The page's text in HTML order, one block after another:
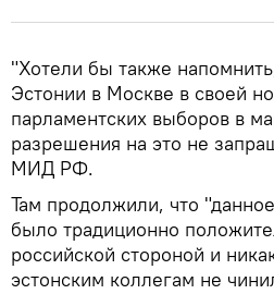
"Хотели бы также
Эстонии в Москве в своей
парламентских выборов в
разрешения на это не
МИД РФ.
Там продолжили, что
было традиционно
российской стороной и
эстонским коллегам не